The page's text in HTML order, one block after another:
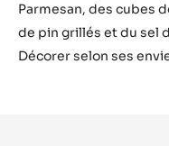
Parmesan, des cubes
de pin grillés et du sel
Décorer selon ses